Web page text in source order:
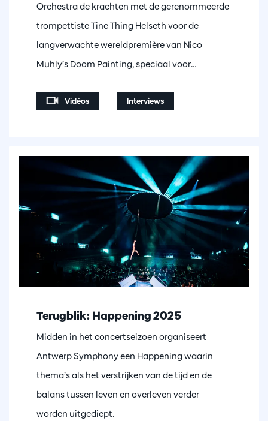
Orchestra de krachten met de gerenommeerde
trompettiste Tine Thing Helseth voor de
langverwachte wereldpremière van Nico
Muhly’s Doom Painting, speciaal voor…
Vidéos Interviews
Terugblik: Happening 2025
Midden in het concertseizoen organiseert
Antwerp Symphony een Happening waarin
thema’s als het verstrijken van de tijd en de
balans tussen leven en overleven verder
worden uitgediept.